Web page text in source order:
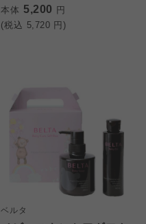
本体 5,200 円
(税込 5,720 円)
ベルタ